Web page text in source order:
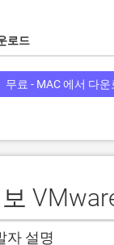
로드
무료 - MAC 에서 다운
자 설명